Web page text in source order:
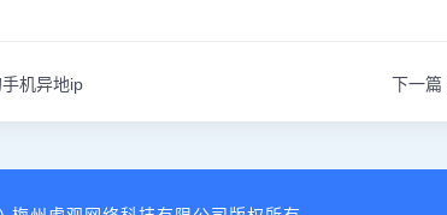
机异地ip 下一篇